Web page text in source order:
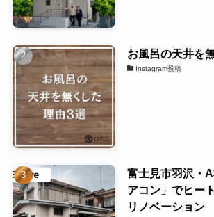
お風呂の天井を
Instagram投稿
富士見市羽沢・
アコン」でヒー
リノベーション